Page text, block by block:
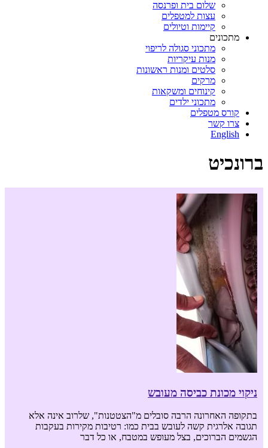
שלום בית ופרנסה
עצות למטפלים
קיימות וטיולים
מתכונים
מתכוני סגולה לריפוי
מנות עיקריות
סלטים ומנות ראשונות
מרקים
קינוחים ומשקאות
מתכוני ילדים
קורס מטפלים
צרו קשר
English
ברונכיט
ניקוי מכונת כביסה מעובש
בתקופה האחרונה הרבה סובלים מ"הצטטנות", שלרוב אינה אלא
תגובה אלרגית קשה לעובש בבית כמו: רטיבות מקירות בעקבות
הגשמים הברוכים, בצל מעופש במטבח, או כל דבר